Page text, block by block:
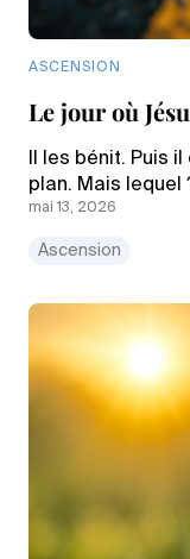
ASCENSION
Le jour où
Il les bénit. Puis
plan. Mais lequel
mai 13, 2026
Ascension